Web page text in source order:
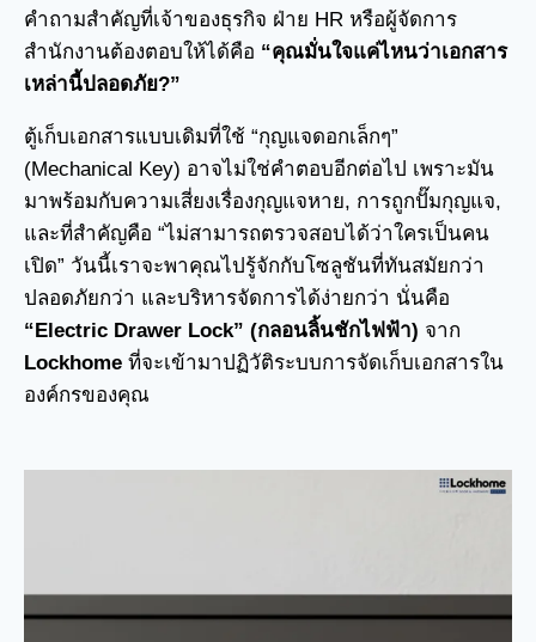
คำถามสำคัญที่เจ้าของธุรกิจ ฝ่าย HR หรือผู้จัดการ
สำนักงานต้องตอบให้ได้คือ “คุณมั่นใจแค่ไหนว่าเอกสาร
เหล่านี้ปลอดภัย?”
ตู้เก็บเอกสารแบบเดิมที่ใช้ “กุญแจดอกเล็กๆ”
(Mechanical Key) อาจไม่ใช่คำตอบอีกต่อไป เพราะมัน
มาพร้อมกับความเสี่ยงเรื่องกุญแจหาย, การถูกปั๊มกุญแจ,
และที่สำคัญคือ “ไม่สามารถตรวจสอบได้ว่าใครเป็นคน
เปิด” วันนี้เราจะพาคุณไปรู้จักกับโซลูชันที่ทันสมัยกว่า
ปลอดภัยกว่า และบริหารจัดการได้ง่ายกว่า นั่นคือ
“Electric Drawer Lock” (กลอนลิ้นชักไฟฟ้า) จาก
Lockhome ที่จะเข้ามาปฏิวัติระบบการจัดเก็บเอกสารใน
องค์กรของคุณ